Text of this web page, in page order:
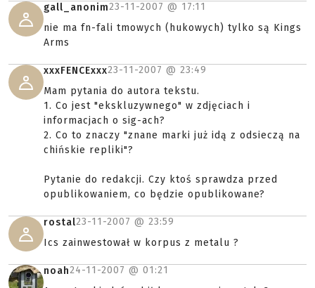
gall_anonim23-11-2007 @ 17:11
nie ma fn-fali tmowych (hukowych) tylko są Kings
Arms
xxxFENCExxx23-11-2007 @ 23:49
Mam pytania do autora tekstu.
1. Co jest "ekskluzywnego" w zdjęciach i
informacjach o sig-ach?
2. Co to znaczy "znane marki już idą z odsieczą na
chińskie repliki"?
Pytanie do redakcji. Czy ktoś sprawdza przed
opublikowaniem, co będzie opublikowane?
rostal23-11-2007 @ 23:59
Ics zainwestował w korpus z metalu ?
noah24-11-2007 @ 01:21